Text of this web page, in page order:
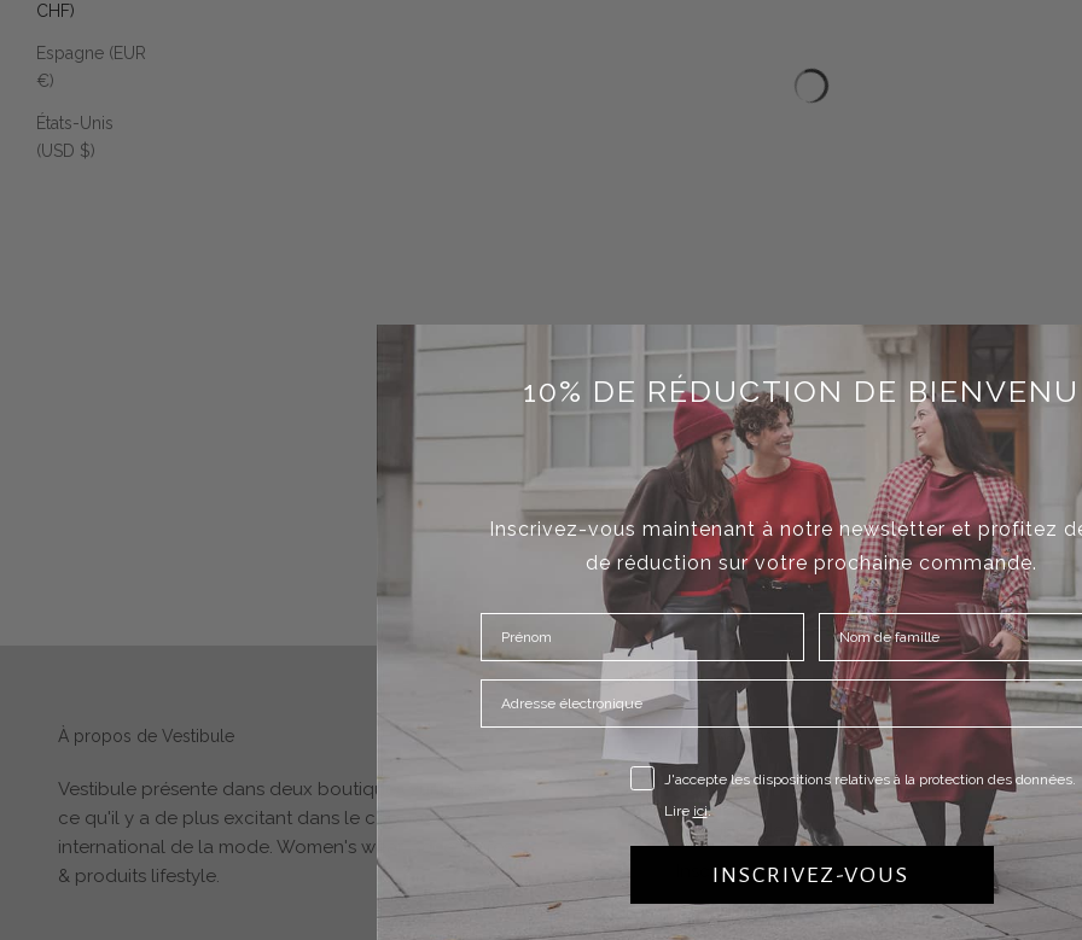
CHF)
Espagne (EUR
€)
États-Unis
(USD $)
À propos de Vestibule
Vestibule présente dans deux boutiques zurichoises
ce qu'il y a de plus excitant dans le cosmos
international de la mode. Women's wear, accessoires
& produits lifestyle.
Informations
Contact
À propos de nous
Inscription à la newsletter
Expédition & retours
10% DE RÉDUCTION DE
Inscrivez-vous maintenant à notre newsletter et profitez
de réduction sur votre prochaine commande.
J'accepte les dispositions relatives à la protection des données.
Lire ici.
INSCRIVEZ-VOUS